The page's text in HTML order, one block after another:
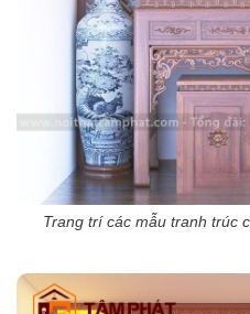
Trang trí các mẫu tranh trúc